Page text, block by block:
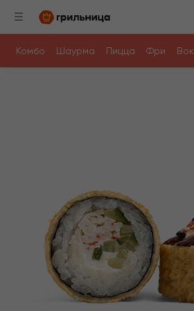
Комбо Шаурма Пицца Фри Вок